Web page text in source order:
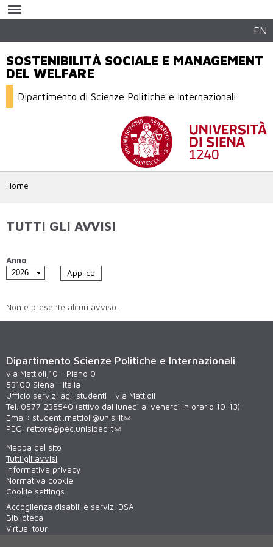
contenuto
EN
SOSTENIBILITÀ SOCIALE E MANAGEMENT
DEL WELFARE
Dipartimento di Scienze Politiche e Internazionali
Home
TUTTI GLI AVVISI
Anno
Non è presente alcun avviso.
Dipartimento Scienze Politiche e Internazionali
via Mattioli,10 - Piano 0
53100 Siena - Italia
Ufficio servizi agli studenti - via Mattioli
Tel. 0577 235540 (attivo dal lunedì al venerdì in orario 10-13)
Email: studenti.mattioli@unisi.it
PEC: rettore@pec.unisipec.it
Mappa del sito
Tutti gli avvisi
Informativa privacy
Normativa cookie
Cookie settings
Accoglienza disabili e servizi DSA
Biblioteca
Virtual tour